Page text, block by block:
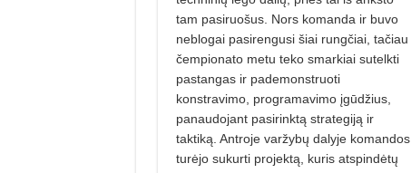
tam pasiruošus. Nors komanda ir buvo
neblogai pasirengusi šiai rungčiai, tačiau
čempionato metu teko smarkiai sutelkti
pastangas ir pademonstruoti
konstravimo, programavimo įgūdžius,
panaudojant pasirinktą strategiją ir
taktiką. Antroje varžybų dalyje komandos
turėjo sukurti projektą, kuris atspindėtų